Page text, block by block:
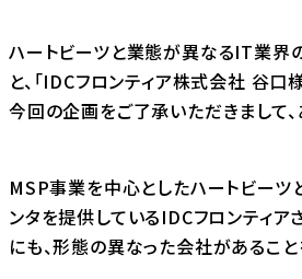
ハートビーツと業態が異なるIT業界
と、「IDCフロンティア株式会社 谷
今回の企画をご了承いただきまして、
MSP事業を中心としたハートビーツ
ンタを提供しているIDCフロンティ
にも、形態の異なった会社があるこ